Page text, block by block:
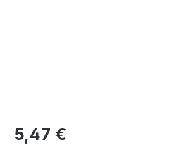
Regulärer Preis:
5,47 €